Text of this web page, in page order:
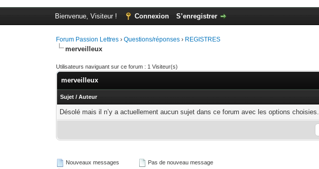
Bienvenue, Visiteur ! Connexion S’enregistrer
Forum Passion Lettres ›Questions/réponses › REGISTRES
merveilleux
Utilisateurs naviguant sur ce forum : 1 Visiteur(s)
merveilleux
Sujet /Auteur
Désolé mais il n’y a actuellement aucun sujet dans ce forum avec les options choisies.
Nouveaux messages
Pas de nouveau message